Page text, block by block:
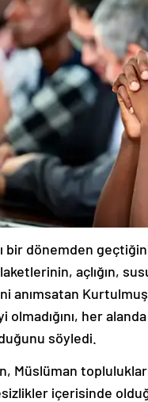
bir dönemden
açlığın,
anımsatan
olmadığını, her
söyledi.
Müslüman
içerisinde